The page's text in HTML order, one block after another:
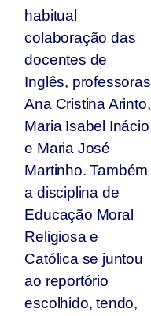
habitual
colaboração das
docentes de
Inglês, professoras
Ana Cristina Arinto,
Maria Isabel Inácio
e Maria José
Martinho. Também
a disciplina de
Educação Moral
Religiosa e
Católica se juntou
ao reportório
escolhido, tendo,